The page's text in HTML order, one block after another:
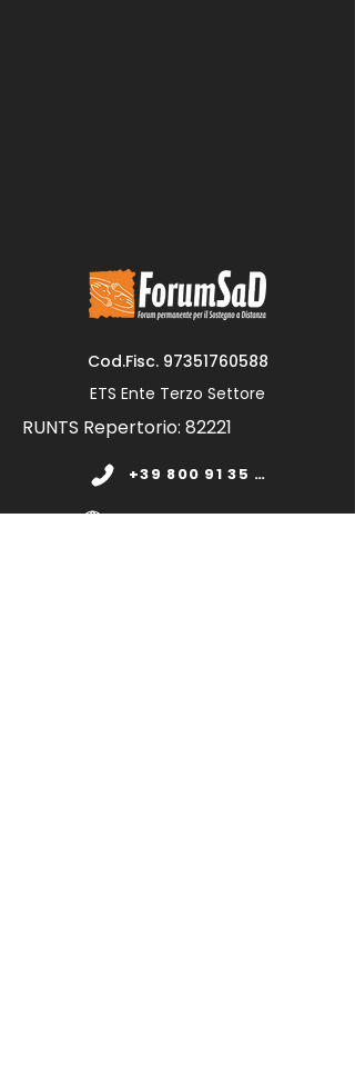
Cod.Fisc. 97351760588
ETS Ente Terzo Settore
RUNTS Repertorio: 82221
+39 800 91 35 11